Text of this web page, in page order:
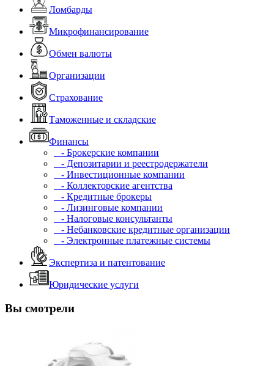
Ломбарды
Микрофинансирование
Обмен валюты
Организации
Страхование
Таможенные и складские
Финансы
- Брокерские компании
- Депозитарии и реестродержатели
- Инвестиционные компании
- Коллекторские агентства
- Кредитные брокеры
- Лизинговые компании
- Налоговые консультанты
- Небанковские кредитные организации
- Электронные платежные системы
Экспертиза и патентование
Юридические услуги
Вы смотрели